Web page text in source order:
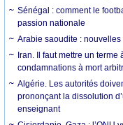
Sénégal : comment le
passion nationale
Arabie saoudite :
Iran. Il faut mettre un terme
condamnations à mort
Algérie. Les autorités
prononçant la dissolution
enseignant